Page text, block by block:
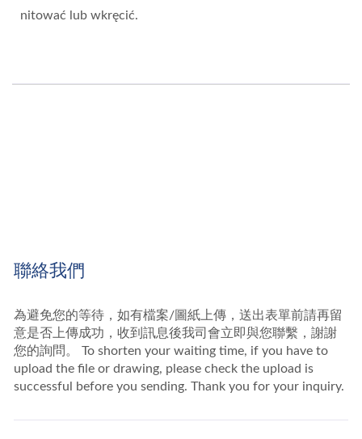
nitować lub wkręcić.